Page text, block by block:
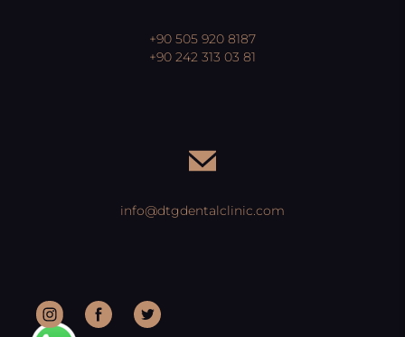
+90 505 920 8187
+90 242 313 03 81
info@dtgdentalclinic.com